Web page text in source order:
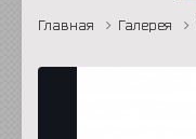
Главная Галерея